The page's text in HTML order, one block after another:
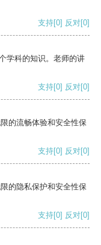
支持[0] 反对[0]
学科的知识。老师的讲
支持[0] 反对[0]
的流畅体验和安全性保
支持[0] 反对[0]
的隐私保护和安全性保
支持[0] 反对[0]